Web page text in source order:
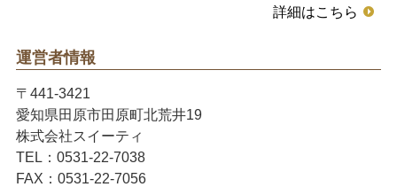
詳細はこちら
運営者情報
〒441-3421
愛知県田原市田原町北荒井19
株式会社スイーティ
TEL：0531-22-7038
FAX：0531-22-7056